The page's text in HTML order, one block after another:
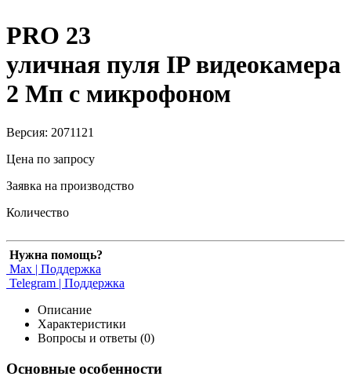
PRO 23
уличная пуля IP видеокамера
2 Мп с микрофоном
Версия: 2071121
Цена по запросу
Заявка на производство
Количество
Нужна помощь?
Max | Поддержка
Telegram | Поддержка
Описание
Характеристики
Вопросы и ответы (0)
Основные особенности